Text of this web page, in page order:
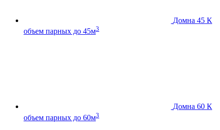
Домна 45 К
объем парных до 45м3
Домна 60 К
объем парных до 60м3